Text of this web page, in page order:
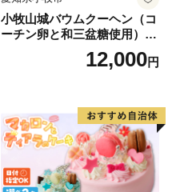
小牧山城バウムクーヘン（コ
ーチン卵と和三盆糖使用）
名古屋コーチン バームクー
ヘン 和三盆 小牧銘菓 バウム
12,000円